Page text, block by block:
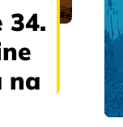
34.
na